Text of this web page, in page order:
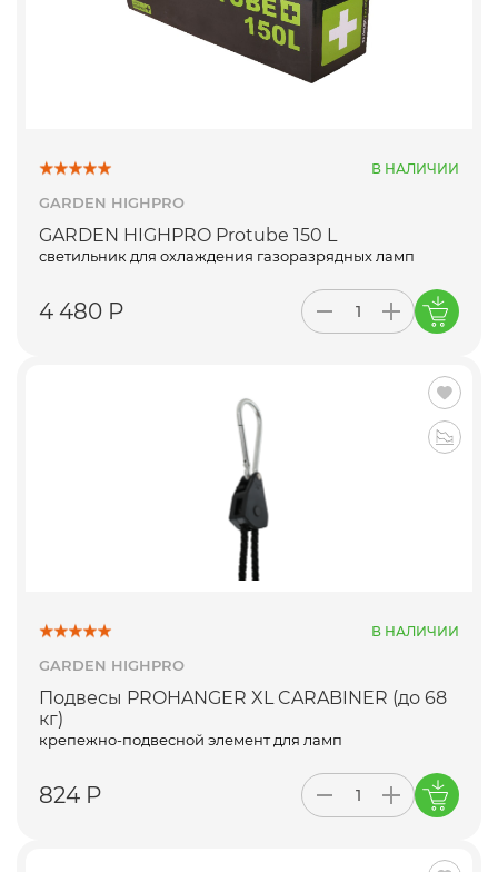
В НАЛИЧИИ
GARDEN HIGHPRO
GARDEN HIGHPRO Protube 150 L
светильник для охлаждения газоразрядных ламп
4 480 Р
В НАЛИЧИИ
GARDEN HIGHPRO
Подвесы PROHANGER XL CARABINER (до 68
кг)
крепежно-подвесной элемент для ламп
824 Р